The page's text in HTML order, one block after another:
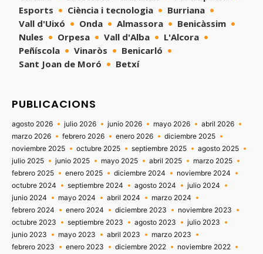
Esports
Ciència i tecnologia
Burriana
Vall d'Uixó
Onda Almassora
Benicàssim
Nules
Orpesa Vall d'Alba
L'Alcora
Peñíscola
Vinaròs
Benicarló
Sant Joan de Moró
Betxí
PUBLICACIONS
agosto 2026 julio 2026 junio 2026 mayo 2026
abril 2026
marzo 2026
febrero 2026 enero 2026
diciembre 2025
noviembre 2025
octubre 2025 septiembre 2025
agosto 2025
julio 2025
junio 2025 mayo 2025 abril 2025
marzo 2025
febrero 2025
enero 2025 diciembre 2024
noviembre 2024
octubre 2024
septiembre 2024 agosto 2024
julio 2024
junio 2024
mayo 2024 abril 2024
marzo 2024
febrero 2024
enero 2024 diciembre 2023
noviembre 2023
octubre 2023
septiembre 2023 agosto 2023
julio 2023
junio 2023
mayo 2023 abril 2023
marzo 2023
febrero 2023
enero 2023 diciembre 2022
noviembre 2022